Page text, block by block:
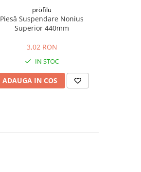
pröfilu
Piesă Suspendare Nonius
Superior 440mm
3,02 RON
IN STOC
ADAUGA IN COS